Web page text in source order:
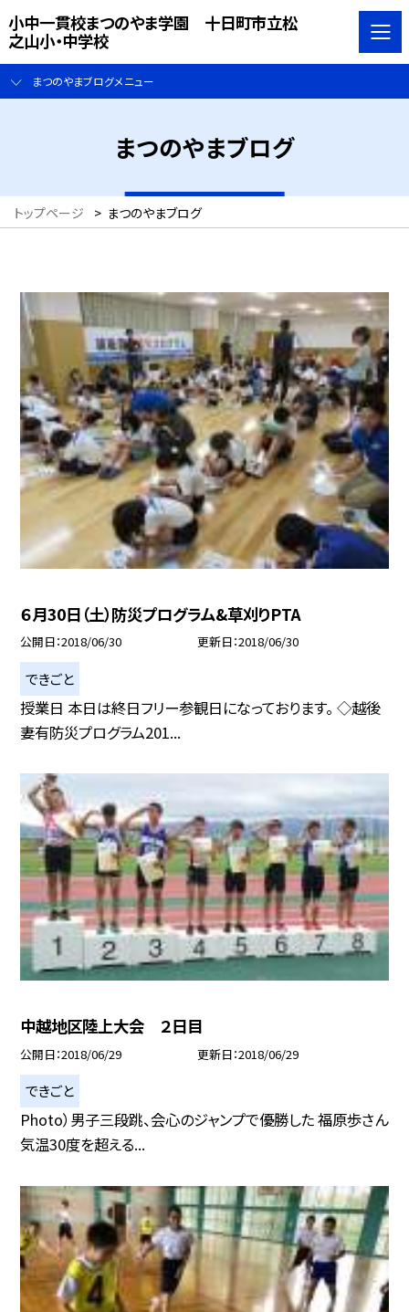
小中一貫校まつのやま学園 十日町市立松
之山小・中学校
まつのやまブログメニュー
まつのやまブログ
トップページ > まつのやまブログ
６月30日（土）防災プログラム&草刈りPTA
公開日 2018/06/30 更新日 2018/06/30
できごと
授業日 本日は終日フリー参観日になっております。 ◇越後
妻有防災プログラム201...
中越地区陸上大会 ２日目
公開日 2018/06/29 更新日 2018/06/29
できごと
Photo）男子三段跳、会心のジャンプで優勝した 福原歩さん
気温30度を超える...